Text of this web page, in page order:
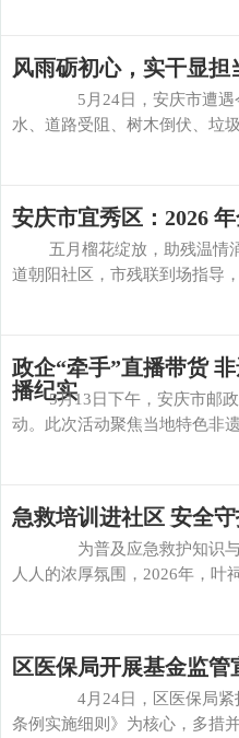
风雨砺初心，实干显担
5月24日，安庆市遭遇今年
水、道路受阻、树木倒伏、垃
安庆市宜秀区：2026
五月榴花绽放，助残温情涌
道朝阳社区，市残联到场指导
政企“牵手”直播带货
播纪实
5月13日下午，安庆市邮政分
动。此次活动聚焦当地特色非
急救培训进社区 安全
为普及应急救护知识与技能
人人的浓厚氛围，2026年，叶
区医保局开展基金监
4月24日，区医保局紧扣贯
条例实施细则》为核心，多